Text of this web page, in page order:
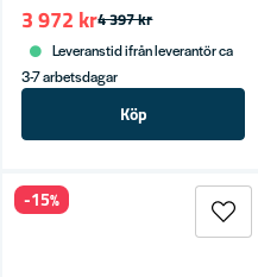
4 397 kr
3 972 kr
Leveranstid ifrån leverantör ca
3-7 arbetsdagar
Köp
-15%